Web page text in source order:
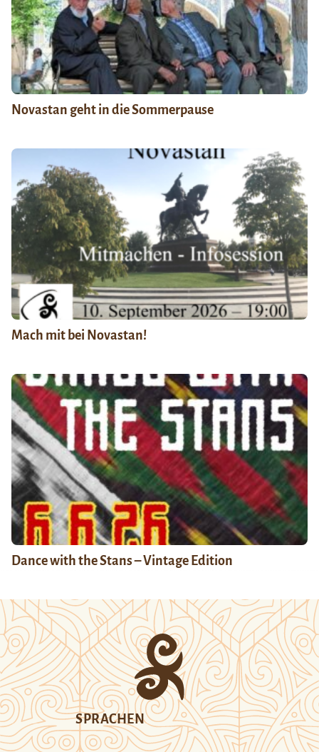
Novastan geht in die Sommerpause
Mach mit bei Novastan!
Dance with the Stans – Vintage Edition
SPRACHEN